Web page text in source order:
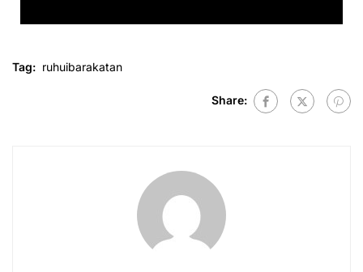
Tag: ruhuibarakatan
Share: